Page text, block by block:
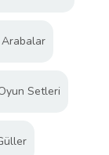
Setleri